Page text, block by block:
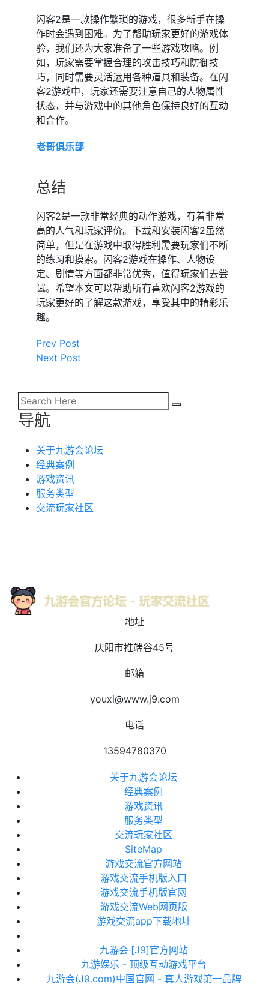
闪客2是一款操作繁琐的游戏，很多新手在操
作时会遇到困难。为了帮助玩家更好的游戏体
验，我们还为大家准备了一些游戏攻略。例
如，玩家需要掌握合理的攻击技巧和防御技
巧，同时需要灵活运用各种道具和装备。在闪
客2游戏中，玩家还需要注意自己的人物属性
状态，并与游戏中的其他角色保持良好的互动
和合作。
老哥俱乐部
总结
闪客2是一款非常经典的动作游戏，有着非常
高的人气和玩家评价。下载和安装闪客2虽然
简单，但是在游戏中取得胜利需要玩家们不断
的练习和摸索。闪客2游戏在操作、人物设
定、剧情等方面都非常优秀，值得玩家们去尝
试。希望本文可以帮助所有喜欢闪客2游戏的
玩家更好的了解这款游戏，享受其中的精彩乐
趣。
Prev Post
Next Post
导航
关于九游会论坛
经典案例
游戏资讯
服务类型
交流玩家社区
地址
庆阳市推端谷45号
邮箱
youxi@www.j9.com
电话
13594780370
关于九游会论坛
经典案例
游戏资讯
服务类型
交流玩家社区
SiteMap
游戏交流官方网站
游戏交流手机版入口
游戏交流手机版官网
游戏交流Web网页版
游戏交流app下载地址
九游会·[J9]官方网站
九游娱乐 - 顶级互动游戏平台
九游会(J9.com)中国官网 - 真人游戏第一品牌